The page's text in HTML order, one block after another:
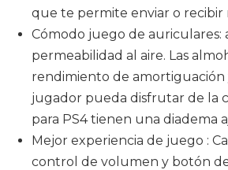
que te permite enviar o recibir
Cómodo juego de
permeabilidad al aire. Las
rendimiento de amortiguación
jugador pueda disfrutar de la
para PS4 tienen una diadema
Mejor experiencia de juego :
control de volumen y botón